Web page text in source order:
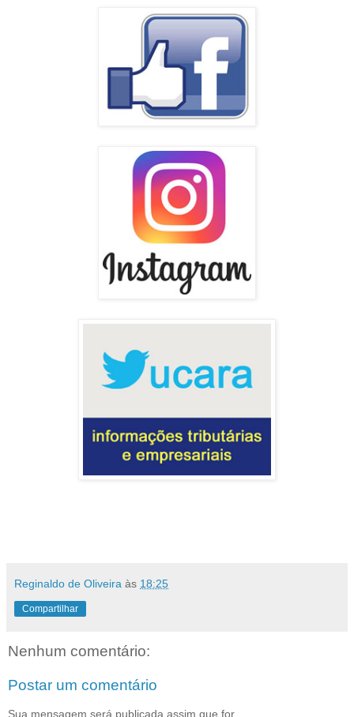
Reginaldo de Oliveira às 18:25
Compartilhar
Nenhum comentário:
Postar um comentário
Sua mensagem será publicada assim que for